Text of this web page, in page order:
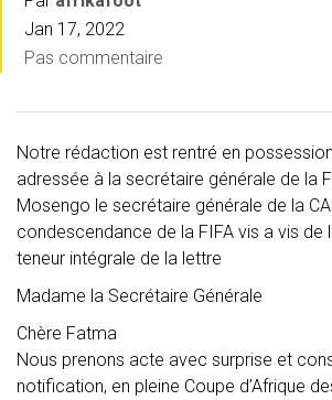
Jan 17, 2022
Pas commentaire
Notre rédaction est rentré en
adressée à la secrétaire générale de la
Mosengo le secrétaire générale de la
condescendance de la FIFA vis a vis de
teneur intégrale de la lettre
Madame la Secrétaire Générale
Chère Fatma
Nous prenons acte avec surprise et
notification, en pleine Coupe d’Afrique